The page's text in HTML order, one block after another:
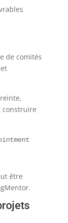
de comités
construire
être